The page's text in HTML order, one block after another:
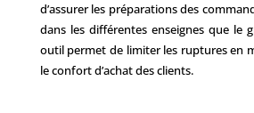
d’assurer les préparations des
dans les différentes enseignes que le
outil permet de limiter les ruptures en
le confort d’achat des clients.